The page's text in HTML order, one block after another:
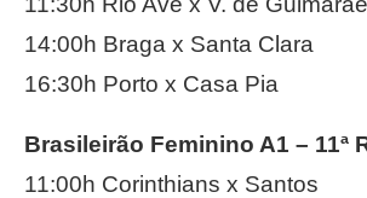
14:00h Braga x Santa Clara
16:30h Porto x Casa Pia
Brasileirão Feminino A1 – 11ª
11:00h Corinthians x Santos